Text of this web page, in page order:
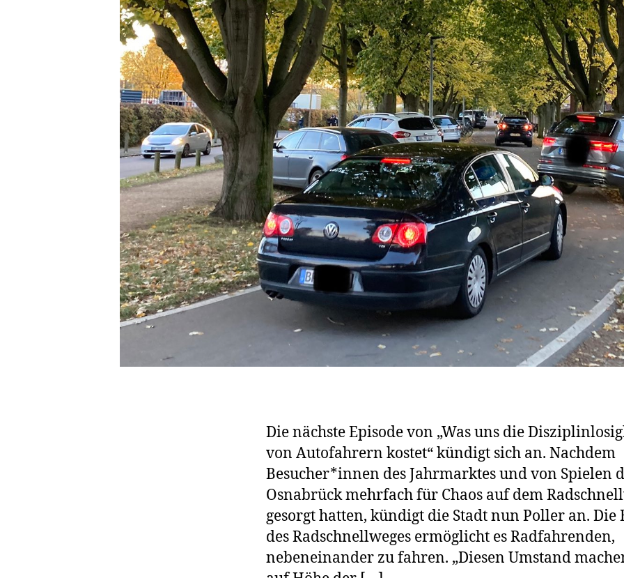
Die nächste Episode von „Was uns die
von Autofahrern kostet“ kündigt sich an. Nachdem
Besucher*innen des Jahrmarktes und von Spielen
Osnabrück mehrfach für Chaos auf dem
gesorgt hatten, kündigt die Stadt nun Poller an. Die
des Radschnellweges ermöglicht es Radfahrenden,
nebeneinander zu fahren. „Diesen Umstand